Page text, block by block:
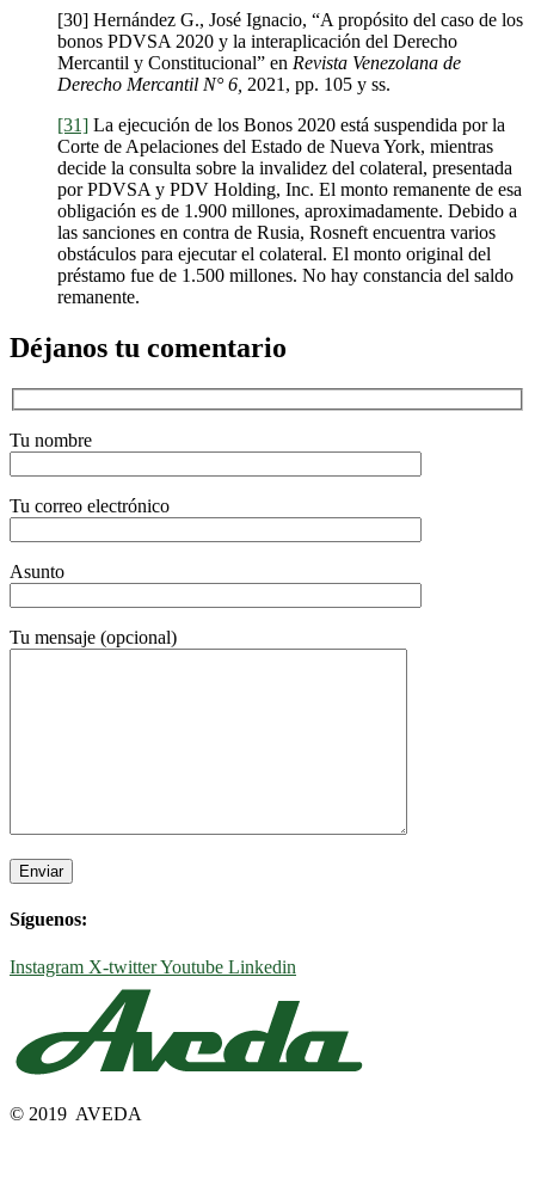
[30] Hernández G., José Ignacio, “A propósito del caso de los
bonos PDVSA 2020 y la interaplicación del Derecho
Mercantil y Constitucional” en Revista Venezolana de
Derecho Mercantil N° 6, 2021, pp. 105 y ss.
[31] La ejecución de los Bonos 2020 está suspendida por la
Corte de Apelaciones del Estado de Nueva York, mientras
decide la consulta sobre la invalidez del colateral, presentada
por PDVSA y PDV Holding, Inc. El monto remanente de esa
obligación es de 1.900 millones, aproximadamente. Debido a
las sanciones en contra de Rusia, Rosneft encuentra varios
obstáculos para ejecutar el colateral. El monto original del
préstamo fue de 1.500 millones. No hay constancia del saldo
remanente.
Déjanos tu comentario
Tu nombre
Tu correo electrónico
Asunto
Tu mensaje (opcional)
Síguenos:
Instagram X-twitterYoutube Linkedin
© 2019 AVEDA